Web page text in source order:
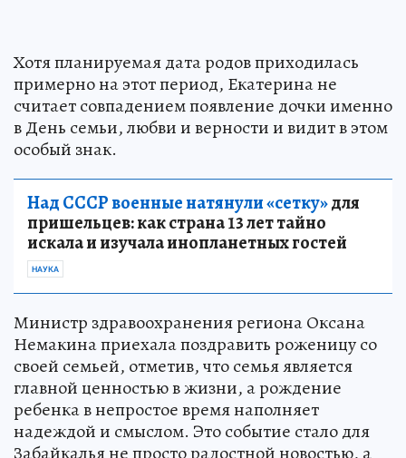
Хотя планируемая дата родов приходилась
примерно на этот период, Екатерина не
считает совпадением появление дочки именно
в День семьи, любви и верности и видит в этом
особый знак.
Над СССР военные натянули «сетку»для
пришельцев: как страна 13 лет тайно
искала и изучала инопланетных гостей
НАУКА
Министр здравоохранения региона Оксана
Немакина приехала поздравить роженицу со
своей семьей, отметив, что семья является
главной ценностью в жизни, а рождение
ребенка в непростое время наполняет
надеждой и смыслом. Это событие стало для
Забайкалья не просто радостной новостью, а